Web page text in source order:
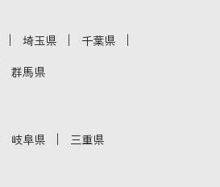
｜ 埼玉県 ｜ 千葉県 ｜
群馬県
岐阜県 ｜ 三重県